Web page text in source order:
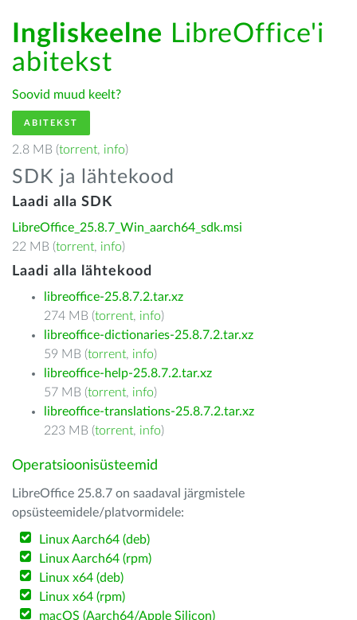
Ingliskeelne LibreOffice'i
abitekst
Soovid muud keelt?
ABITEKST
2.8 MB (torrent, info)
SDK ja lähtekood
Laadi alla SDK
LibreOffice_25.8.7_Win_aarch64_sdk.msi
22 MB (torrent, info)
Laadi alla lähtekood
libreoffice-25.8.7.2.tar.xz
274 MB (torrent, info)
libreoffice-dictionaries-25.8.7.2.tar.xz
59 MB (torrent, info)
libreoffice-help-25.8.7.2.tar.xz
57 MB (torrent, info)
libreoffice-translations-25.8.7.2.tar.xz
223 MB (torrent, info)
Operatsioonisüsteemid
LibreOffice 25.8.7 on saadaval järgmistele
opsüsteemidele/platvormidele:
Linux Aarch64 (deb)
Linux Aarch64 (rpm)
Linux x64 (deb)
Linux x64 (rpm)
macOS (Aarch64/Apple Silicon)